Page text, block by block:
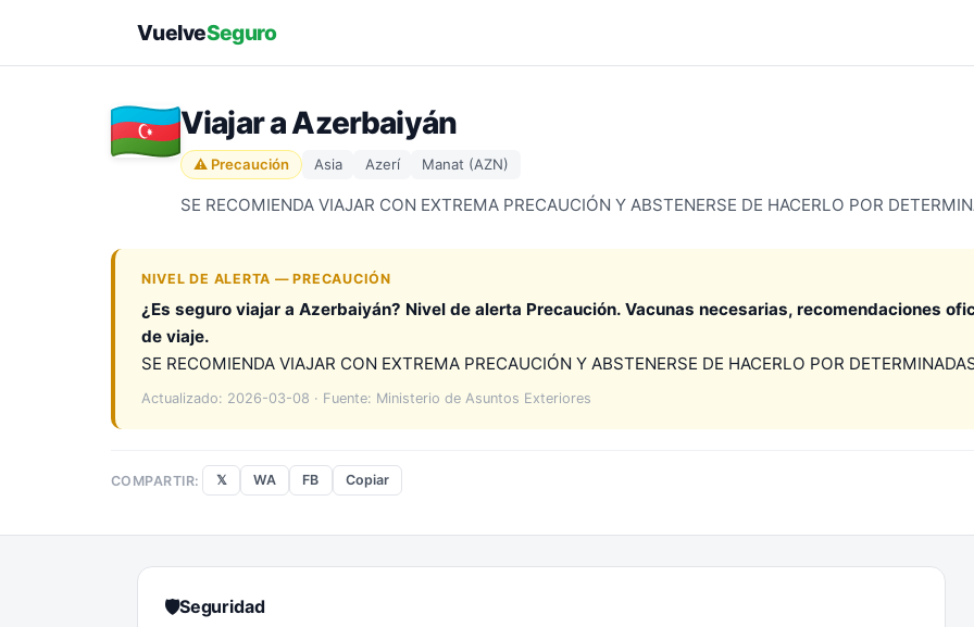
VuelveSeguro
Viajar a Azerbaiyán
⚠ Precaución Asia Azerí Manat (AZN)
SE RECOMIENDA VIAJAR CON EXTREMA PRECAUCIÓN Y ABSTENERSE DE HACERLO POR
NIVEL DE ALERTA — PRECAUCIÓN
¿Es seguro viajar a Azerbaiyán? Nivel de alerta Precaución. Vacunas necesarias, recomendaciones
de viaje.
SE RECOMIENDA VIAJAR CON EXTREMA PRECAUCIÓN Y ABSTENERSE DE HACERLO POR
Actualizado: 2026-03-08 · Fuente: Ministerio de Asuntos Exteriores
COMPARTIR: 𝕏 WA FB Copiar
🛡Seguridad